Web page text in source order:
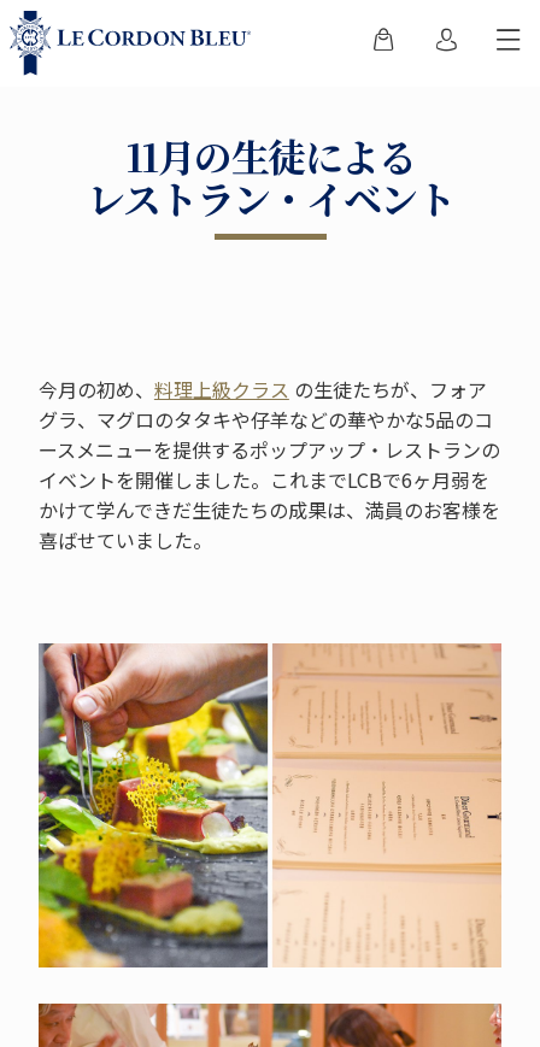
11月の生徒による
レストラン・イベント
今月の初め、 料理上級クラス の生徒たちが、フォア
グラ、マグロのタタキや仔羊などの華やかな5品のコ
ースメニューを提供するポップアップ・レストランの
イベントを開催しました。これまでLCBで6ヶ月弱を
かけて学んできだ生徒たちの成果は、満員のお客様を
喜ばせていました。